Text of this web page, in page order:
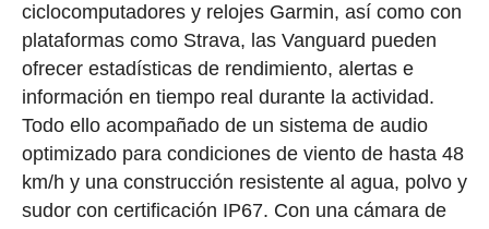
ciclocomputadores y relojes Garmin, así como con
plataformas como Strava, las Vanguard pueden
ofrecer estadísticas de rendimiento, alertas e
información en tiempo real durante la actividad.
Todo ello acompañado de un sistema de audio
optimizado para condiciones de viento de hasta 48
km/h y una construcción resistente al agua, polvo y
sudor con certificación IP67. Con una cámara de